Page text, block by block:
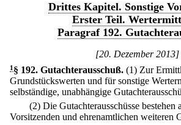
Drittes Kapitel. Sonstige
Erster Teil.
Paragraf 192.
[20. Dezember 2013]
1 § 192. Gutachterausschuß. (1) Zur
Grundstückswerten und für sonstige
selbständige, unabhängige
(2) Die Gutachterausschüsse bestehen
Vorsitzenden und ehrenamtlichen weiteren